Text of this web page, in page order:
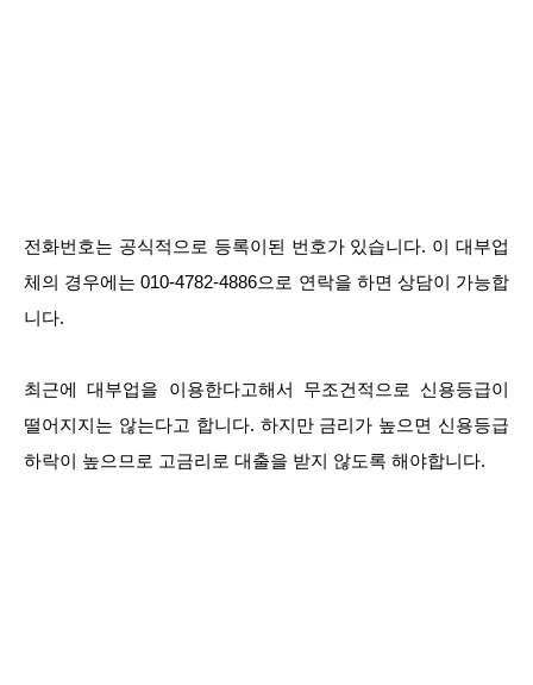
전화번호는 공식적으로 등록이된 번호가 있습니다. 이 대부업
체의 경우에는 010-4782-4886으로 연락을 하면 상담이 가능합
니다.
최근에 대부업을 이용한다고해서 무조건적으로 신용등급이
떨어지지는 않는다고 합니다. 하지만 금리가 높으면 신용등급
하락이 높으므로 고금리로 대출을 받지 않도록 해야합니다.